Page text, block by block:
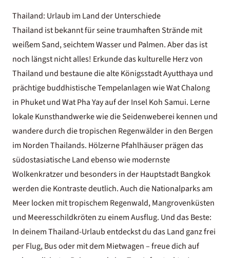
Thailand: Urlaub im Land der Unterschiede
Thailand ist bekannt für seine traumhaften Strände mit
weißem Sand, seichtem Wasser und Palmen. Aber das ist
noch längst nicht alles! Erkunde das kulturelle Herz von
Thailand und bestaune die alte Königsstadt Ayutthaya und
prächtige buddhistische Tempelanlagen wie Wat Chalong
in Phuket und Wat Pha Yay auf der Insel Koh Samui. Lerne
lokale Kunsthandwerke wie die Seidenweberei kennen und
wandere durch die tropischen Regenwälder in den Bergen
im Norden Thailands. Hölzerne Pfahlhäuser prägen das
südostasiatische Land ebenso wie modernste
Wolkenkratzer und besonders in der Hauptstadt Bangkok
werden die Kontraste deutlich. Auch die Nationalparks am
Meer locken mit tropischem Regenwald, Mangrovenküsten
und Meeresschildkröten zu einem Ausflug. Und das Beste:
In deinem Thailand-Urlaub entdeckst du das Land ganz frei
per Flug, Bus oder mit dem Mietwagen – freue dich auf